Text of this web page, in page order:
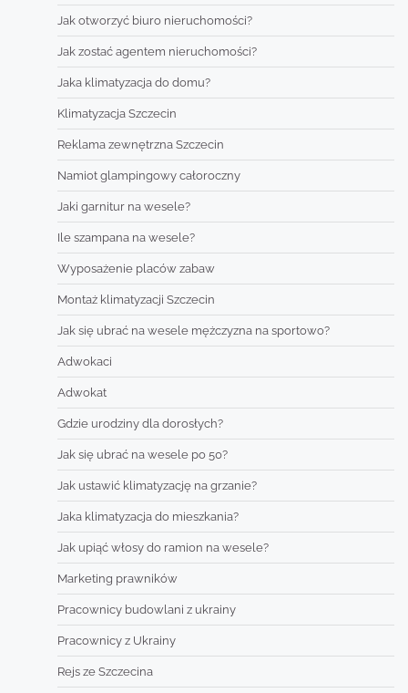
Jak otworzyć biuro nieruchomości?
Jak zostać agentem nieruchomości?
Jaka klimatyzacja do domu?
Klimatyzacja Szczecin
Reklama zewnętrzna Szczecin
Namiot glampingowy całoroczny
Jaki garnitur na wesele?
Ile szampana na wesele?
Wyposażenie placów zabaw
Montaż klimatyzacji Szczecin
Jak się ubrać na wesele mężczyzna na sportowo?
Adwokaci
Adwokat
Gdzie urodziny dla dorosłych?
Jak się ubrać na wesele po 50?
Jak ustawić klimatyzację na grzanie?
Jaka klimatyzacja do mieszkania?
Jak upiąć włosy do ramion na wesele?
Marketing prawników
Pracownicy budowlani z ukrainy
Pracownicy z Ukrainy
Rejs ze Szczecina